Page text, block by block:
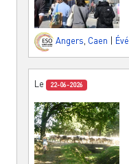
Angers, Caen
Le 22-06-2026